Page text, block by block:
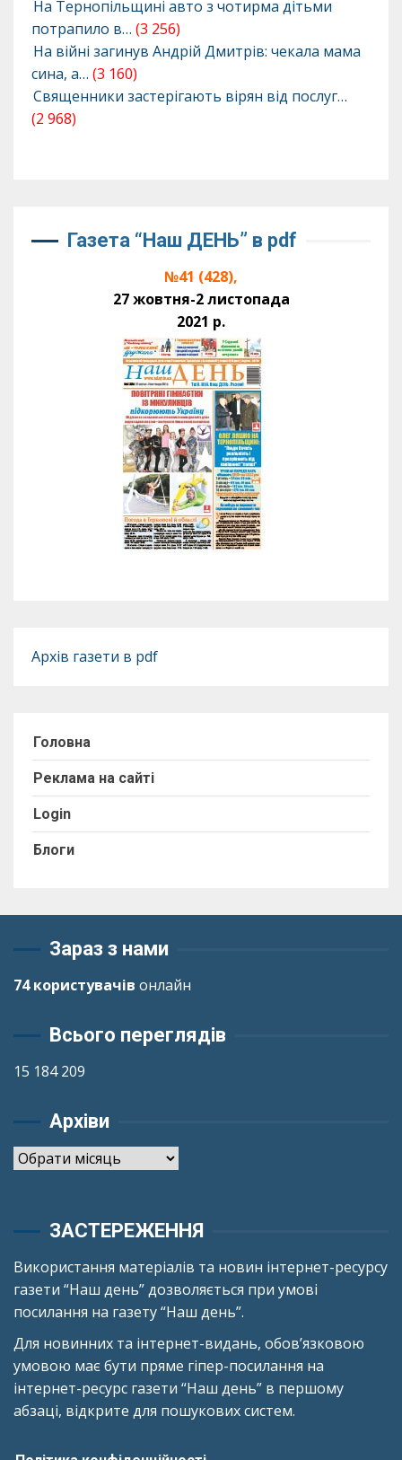
На Тернопільщині авто з чотирма дітьми
потрапило в… (3 256)
На війні загинув Андрій Дмитрів: чекала мама
сина, а… (3 160)
Священники застерігають вірян від послуг…
(2 968)
Газета “Наш ДЕНЬ” в pdf
№41 (428),
27 жовтня-2 листопада
2021 р.
Архів газети в pdf
Головна
Реклама на сайті
Login
Блоги
Зараз з нами
74 користувачів онлайн
Всього переглядів
15 184 209
Архіви
Архіви
ЗАСТЕРЕЖЕННЯ
Використання матеріалів та новин інтернет-ресурсу
газети “Наш день” дозволяється при умові
посилання на газету “Наш день”.
Для новинних та інтернет-видань, обов’язковою
умовою має бути пряме гіпер-посилання на
інтернет-ресурс газети “Наш день” в першому
абзаці, відкрите для пошукових систем.